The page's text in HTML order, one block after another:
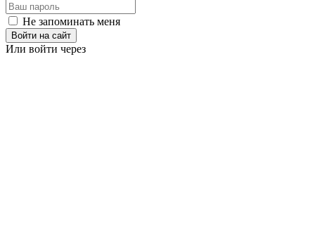
Не запоминать меня
Войти на сайт
Или войти через